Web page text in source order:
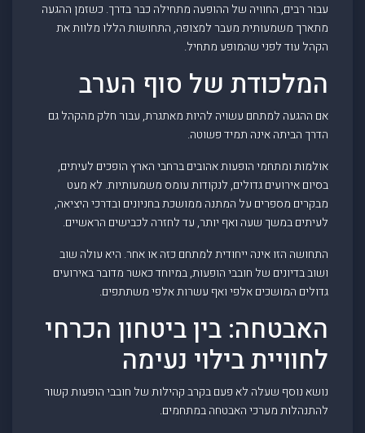
עבור רבים, החוויה של ההופעה מתחילה כבר בדרך. כשזמן ההגעה
מתארך משמעותית מעבר למצופה, התחושות הללו מלוות את
הקהל עוד לפני שהמופע מתחיל.
המלכודת של סוף הערב
אם ההגעה למתחם עשויה להיות מאתגרת, עבור חלק מהקהל גם
הדרך הביתה אינה תמיד פשוטה.
אולמות ומתחמי הופעות אהובים ברחבי הארץ הופכים לעיתים,
בסיום אירועים גדולים, לנקודות עומס משמעותיות. לא מעט
מבקרים מספרים על המתנה ממושכת בחניונים ובדרכי היציאה,
לעיתים במשך שעה ואף יותר, עד לחזרה לכבישים הראשיים.
התחושה הזו אינה ייחודית למתחם כזה או אחר. היא עולה שוב
ושוב בדיונים של חובבי הופעות, במיוחד כאשר מדובר באירועים
גדולים המושכים אלפי ואף עשרות אלפי משתתפים.
האבטחה: בין ביטחון הכרחי
לחוויית בילוי נעימה
נושא נוסף שעלה לא פעם בקרב קהילות של חובבי הופעות קשור
להתנהלות מערכי האבטחה במתחמים.